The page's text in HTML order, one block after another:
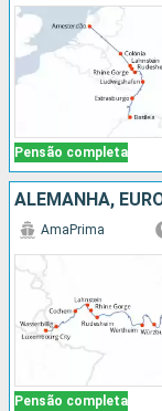
Pensão completa
ALEMANHA,
Pensão completa
AmaPrima